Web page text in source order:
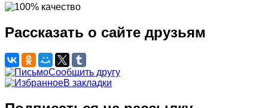
Рассказать о сайте друзьям
Сообщить другу
В закладки